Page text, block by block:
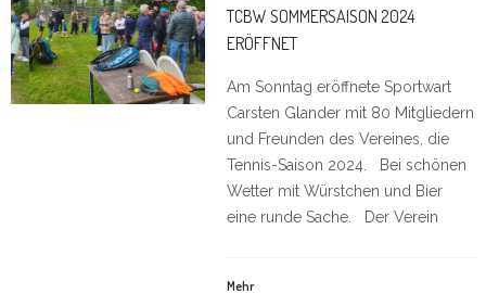
TCBW SOMMERSAISON 2024
ERÖFFNET
Am Sonntag eröffnete Sportwart
Carsten Glander mit 80 Mitgliedern
und Freunden des Vereines, die
Tennis-Saison 2024. Bei schönen
Wetter mit Würstchen und Bier
eine runde Sache. Der Verein
Mehr